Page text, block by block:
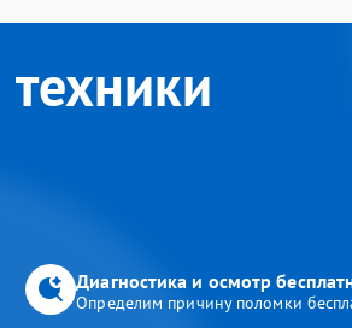
Диагностика и осмотр
Определим причину поломки